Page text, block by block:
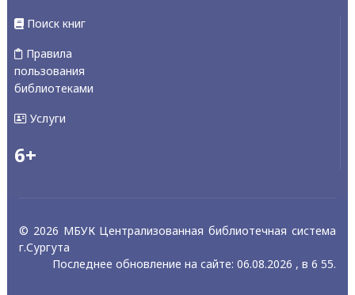
Поиск книг
Правила
пользования
библиотеками
Услуги
6+
© 2026 МБУК Централизованная библиотечная система
г.Сургута
Последнее обновление на сайте: 06.08.2026 , в 6 55.